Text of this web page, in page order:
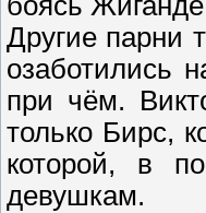
Другие парни
озаботились
при чём.
только Бирс,
которой, в
девушкам.